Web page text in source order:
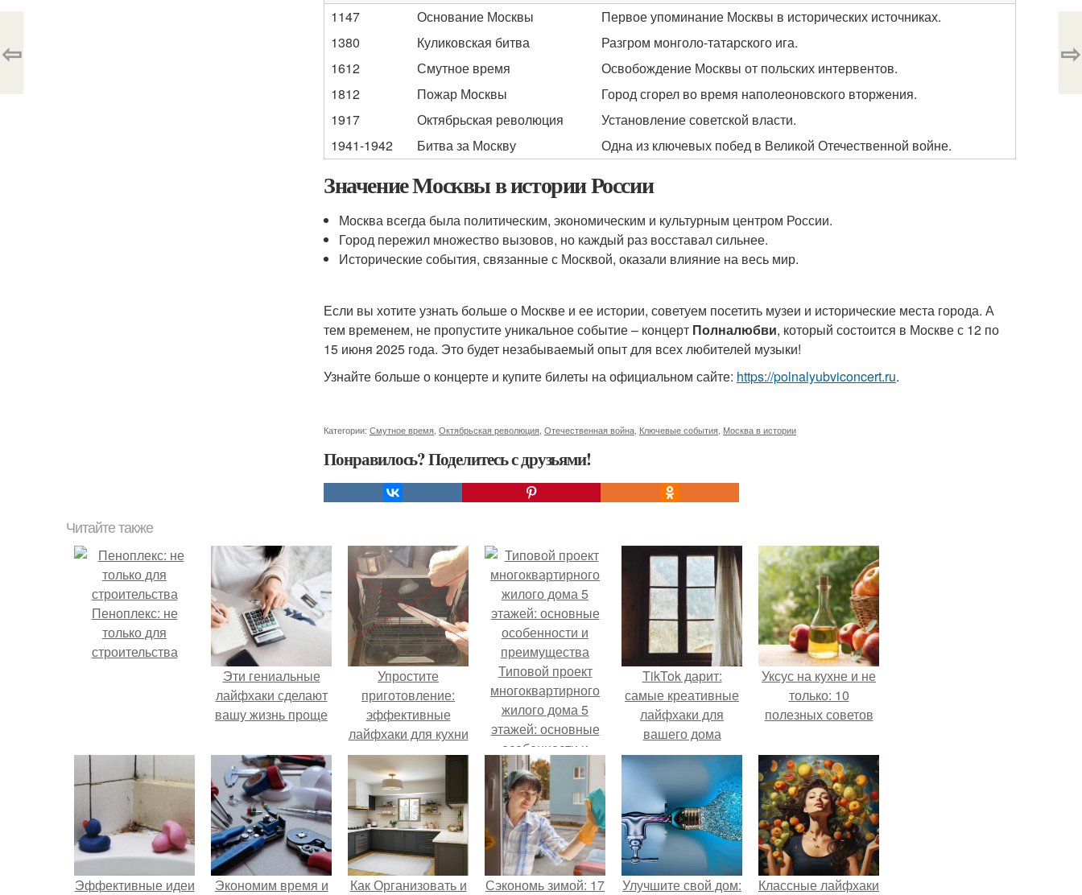
1147
Основание Москвы
Первое упоминание Москвы в исторических источниках.
1380
Куликовская битва
Разгром монголо-татарского ига.
1612
Смутное время
Освобождение Москвы от польских интервентов.
1812
Пожар Москвы
Город сгорел во время наполеоновского вторжения.
1917
Октябрьская революция
Установление советской власти.
1941-1942
Битва за Москву Одна из ключевых побед в Великой Отечественной войне.
Значение Москвы в истории России
Москва всегда была политическим, экономическим и культурным центром России.
Город пережил множество вызовов, но каждый раз восставал сильнее.
Исторические события, связанные с Москвой, оказали влияние на весь мир.
Если вы хотите узнать больше о Москве и ее истории, советуем посетить музеи и исторические места города. А
тем временем, не пропустите уникальное событие – концерт Полналюбви, который состоится в Москве с 12 по
15 июня 2025 года. Это будет незабываемый опыт для всех любителей музыки!
Узнайте больше о концерте и купите билеты на официальном сайте: https://polnalyubviconcert.ru.
Категории: Смутное время Октябрьская революция Отечественная война Ключевые события Москва в истории
Понравилось? Поделитесь с друзьями!
⇦ ⇨
Читайте также
Пеноплекс: не
только для
строительства
Эти гениальные
лайфхаки сделают
вашу жизнь проще
Упростите
приготовление:
эффективные
лайфхаки для кухни
Типовой проект
многоквартирного
жилого дома 5
этажей: основные
особенности и
преимущества
TikTok дарит:
самые креативные
лайфхаки для
вашего дома
Уксус на кухне и не
только: 10
полезных советов
Эффективные идеи Экономим время и Как Организовать и Сэкономь зимой: 17 Улучшите свой дом: Классные лайфхаки